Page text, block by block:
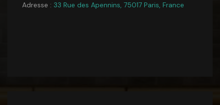
Adresse : 33 Rue des Apennins, 75017 Paris, France